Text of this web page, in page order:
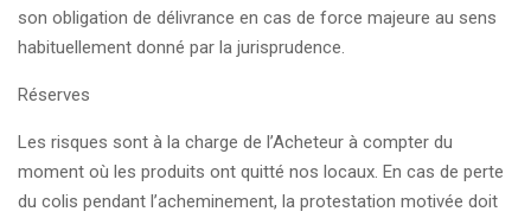
son obligation de délivrance en cas de force majeure au sens
habituellement donné par la jurisprudence.
Réserves
Les risques sont à la charge de l’Acheteur à compter du
moment où les produits ont quitté nos locaux. En cas de perte
du colis pendant l’acheminement, la protestation motivée doit